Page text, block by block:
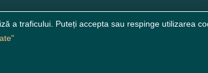
a traficului. Puteți accepta sau respinge utilizarea